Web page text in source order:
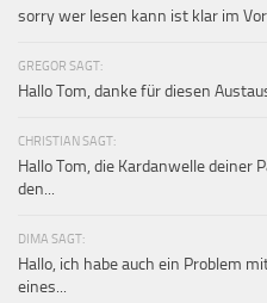
sorry wer lesen kann ist klar im
GREGOR SAGT:
Hallo Tom, danke für diesen
CHRISTIAN SAGT:
Hallo Tom, die Kardanwelle deiner
den...
DIMA SAGT:
Hallo, ich habe auch ein Problem
eines...